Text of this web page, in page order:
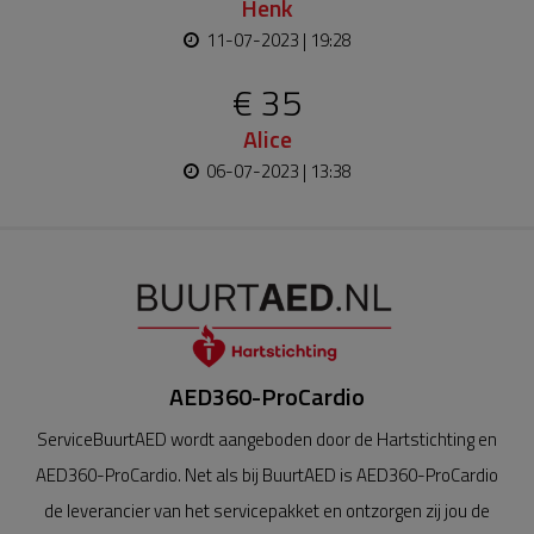
Henk
11-07-2023 | 19:28
€ 35
Alice
06-07-2023 | 13:38
AED360-ProCardio
ServiceBuurtAED wordt aangeboden door de Hartstichting en
AED360-ProCardio. Net als bij BuurtAED is AED360-ProCardio
de leverancier van het servicepakket en ontzorgen zij jou de